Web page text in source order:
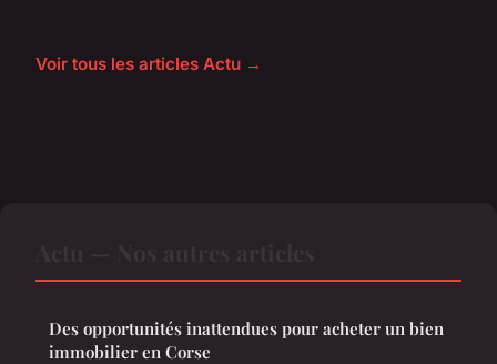
Voir tous les articles Actu →
Des opportunités inattendues pour acheter un bien
immobilier en Corse